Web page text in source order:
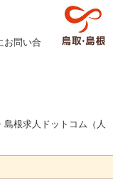
お問い合
根求人ドットコム（人